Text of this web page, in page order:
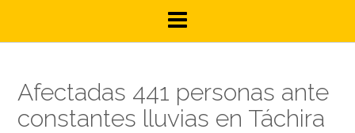
Afectadas 441 personas ante
constantes lluvias en Táchira